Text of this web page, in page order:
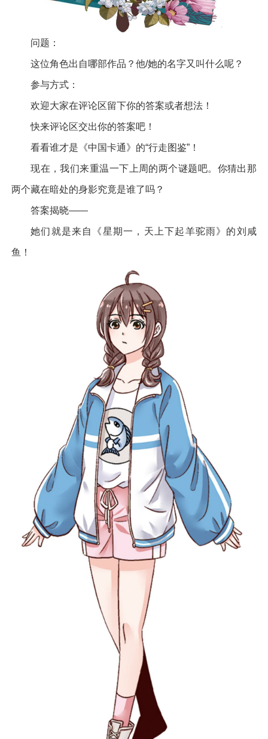
问题：
这位角色出自哪部作品？他/她的名字又叫什么呢？
参与方式：
欢迎大家在评论区留下你的答案或者想法！
快来评论区交出你的答案吧！
看看谁才是《中国卡通》的“行走图鉴”！
现在，我们来重温一下上周的两个谜题吧。你猜出那
两个藏在暗处的身影究竟是谁了吗？
答案揭晓——
她们就是来自《星期一，天上下起羊驼雨》的刘咸
鱼！